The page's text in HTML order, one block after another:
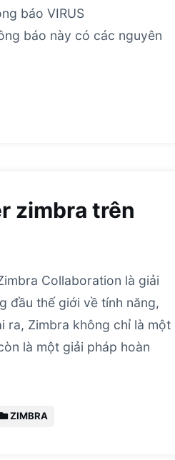
báo VIRUS
báo này có các nguyên
zimbra trên
Collaboration là giải
đầu thế giới về tính năng,
ra, Zimbra không chỉ là một
là một giải pháp hoàn
ZIMBRA